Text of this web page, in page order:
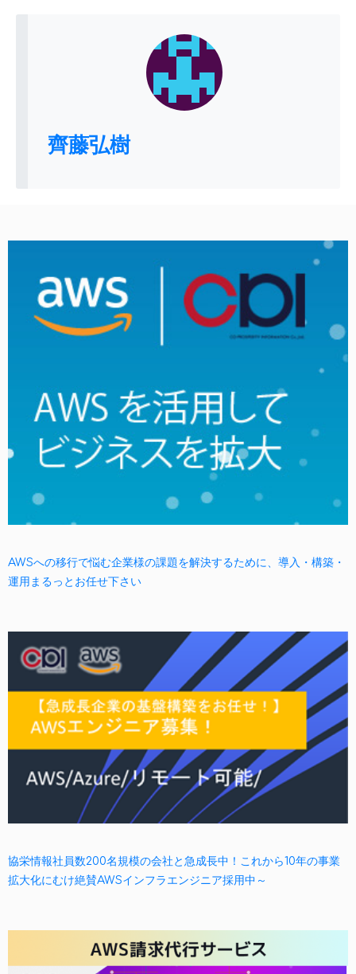
AWSへの移行で悩む企業様の課題を解決するために、導入・構築・
運用まるっとお任せ下さい
協栄情報社員数200名規模の会社と急成長中！これから10年の事業
拡大化にむけ絶賛AWSインフラエンジニア採用中～
齊藤弘樹